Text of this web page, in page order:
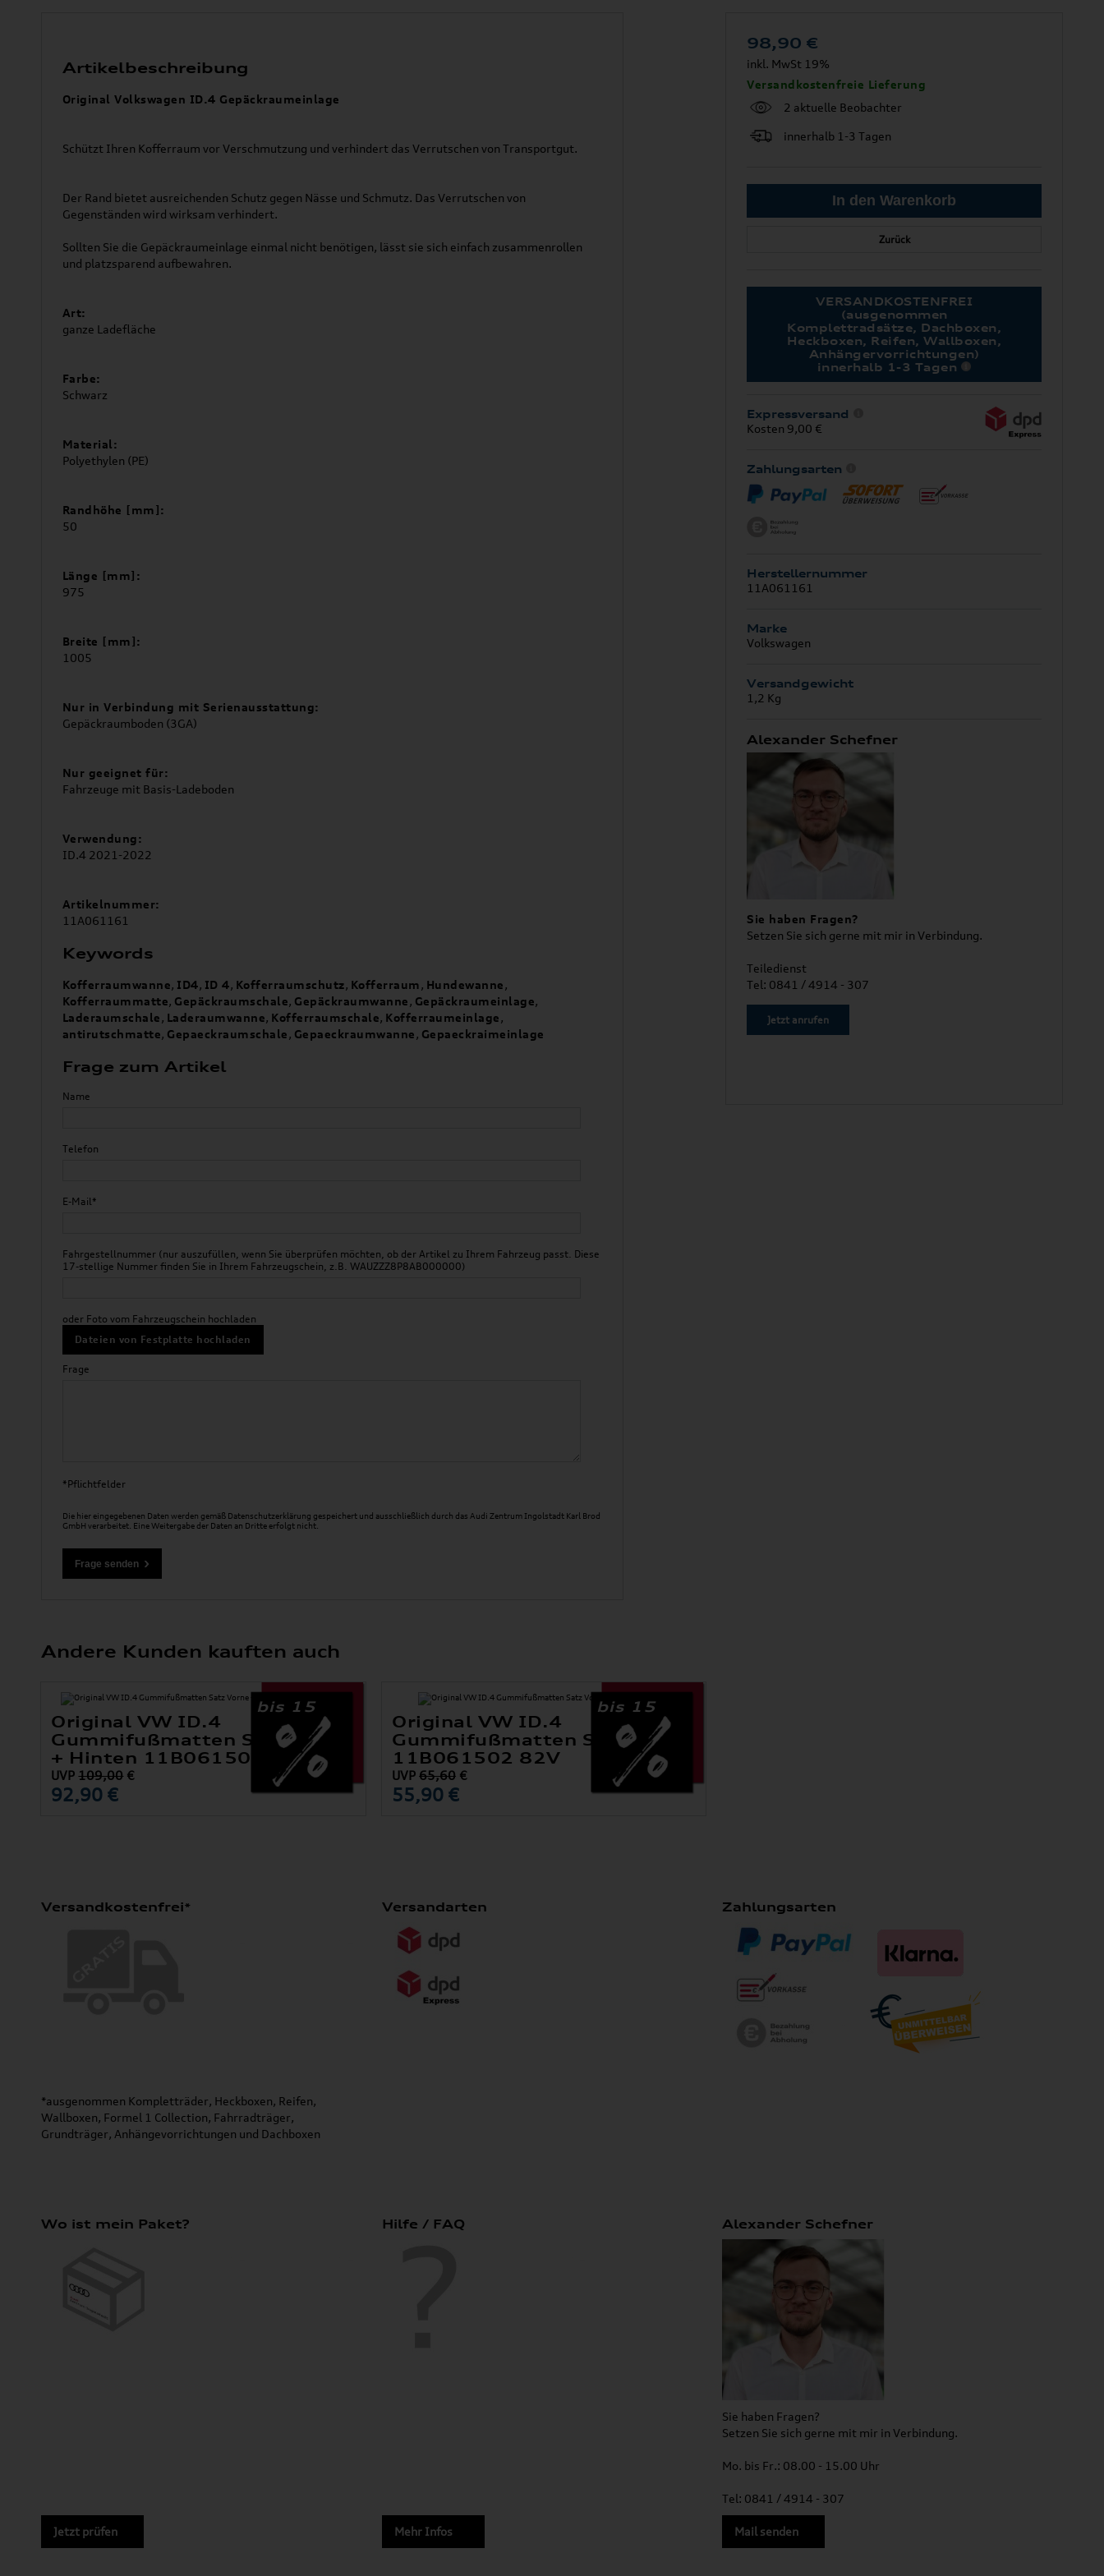
Artikelbeschreibung
Original Volkswagen ID.4 Gepäckraumeinlage
Schützt Ihren Kofferraum vor Verschmutzung und verhindert das Verrutschen von Transportgut.
Der Rand bietet ausreichenden Schutz gegen Nässe und Schmutz. Das Verrutschen von
Gegenständen wird wirksam verhindert.
Sollten Sie die Gepäckraumeinlage einmal nicht benötigen, lässt sie sich einfach zusammenrollen
und platzsparend aufbewahren.
Art:
ganze Ladefläche
Farbe:
Schwarz
Material:
Polyethylen (PE)
Randhöhe [mm]:
50
Länge [mm]:
975
Breite [mm]:
1005
Nur in Verbindung mit Serienausstattung:
Gepäckraumboden (3GA)
Nur geeignet für:
Fahrzeuge mit Basis-Ladeboden
Verwendung:
ID.4 2021-2022
Artikelnummer:
11A061161
Keywords
Kofferraumwanne, ID4, ID 4, Kofferraumschutz, Kofferraum, Hundewanne,
Kofferraummatte, Gepäckraumschale, Gepäckraumwanne, Gepäckraumeinlage,
Laderaumschale, Laderaumwanne, Kofferraumschale, Kofferraumeinlage,
antirutschmatte, Gepaeckraumschale, Gepaeckraumwanne, Gepaeckraimeinlage
Frage zum Artikel
Name
Telefon
E-Mail*
Fahrgestellnummer (nur auszufüllen, wenn Sie überprüfen möchten, ob der Artikel zu Ihrem Fahrzeug passt. Diese
17-stellige Nummer finden Sie in Ihrem Fahrzeugschein, z.B. WAUZZZ8P8AB000000)
oder Foto vom Fahrzeugschein hochladen
Dateien von Festplatte hochladen
Frage
*Pflichtfelder
Die hier eingegebenen Daten werden gemäß Datenschutzerklärung gespeichert und ausschließlich durch das Audi Zentrum Ingolstadt Karl Brod
GmbH verarbeitet. Eine Weitergabe der Daten an Dritte erfolgt nicht.
98,90 €
inkl. MwSt 19%
Versandkostenfreie Lieferung
2 aktuelle Beobachter
innerhalb 1-3 Tagen
Zurück
VERSANDKOSTENFREI
(ausgenommen
Komplettradsätze, Dachboxen,
Heckboxen, Reifen, Wallboxen,
Anhängervorrichtungen)
innerhalb 1-3 Tagen
Expressversand
Kosten 9,00 €
Zahlungsarten
Herstellernummer
11A061161
Marke
Volkswagen
Versandgewicht
1,2 Kg
Alexander Schefner
Sie haben Fragen?
Setzen Sie sich gerne mit mir in Verbindung.
Teiledienst
Tel: 0841 / 4914 - 307
Jetzt anrufen
Andere Kunden kauften auch
bis 15
Original VW ID.4
Gummifußmatten Satz Vorne
+ Hinten 11B061500 82V
UVP109,00 €
92,90 €
bis 15
Original VW ID.4
Gummifußmatten Satz Vorne
11B061502 82V
UVP65,60 €
55,90 €
Versandkostenfrei*
*ausgenommen Kompletträder, Heckboxen, Reifen,
Wallboxen, Formel 1 Collection, Fahrradträger,
Grundträger, Anhängevorrichtungen und Dachboxen
Versandarten Zahlungsarten
Wo ist mein Paket?
Jetzt prüfen
Hilfe / FAQ
Mehr Infos
Alexander Schefner
Sie haben Fragen?
Setzen Sie sich gerne mit mir in Verbindung.
Mo. bis Fr.: 08.00 - 15.00 Uhr
Tel: 0841 / 4914 - 307
Mail senden